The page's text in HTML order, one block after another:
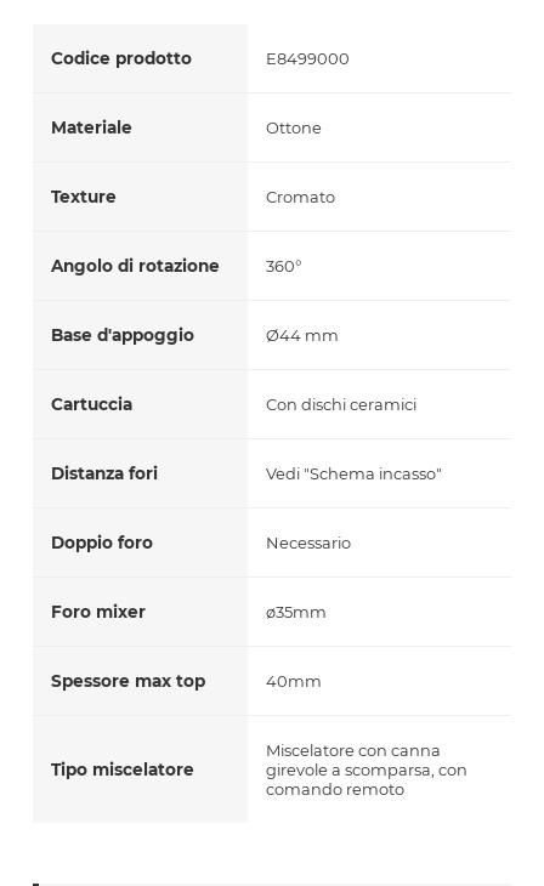
Codice prodotto E8499000
Materiale Ottone
Texture Cromato
Angolo di rotazione 360°
Base d'appoggio Ø44 mm
Cartuccia Con dischi ceramici
Distanza fori Vedi "Schema incasso"
Doppio foro Necessario
Foro mixer ø35mm
Spessore max top 40mm
Tipo miscelatore
Miscelatore con canna
girevole a scomparsa, con
comando remoto